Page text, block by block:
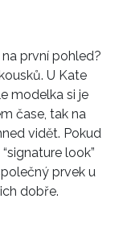
první pohled?
U Kate
modelka si je
čase, tak na
vidět. Pokud
look”
prvek u
dobře.